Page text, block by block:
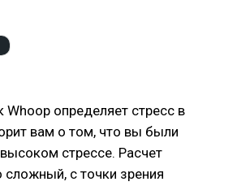
Whoop определяет стресс в
вам о том, что вы были
стрессе. Расчет
сложный, с точки зрения